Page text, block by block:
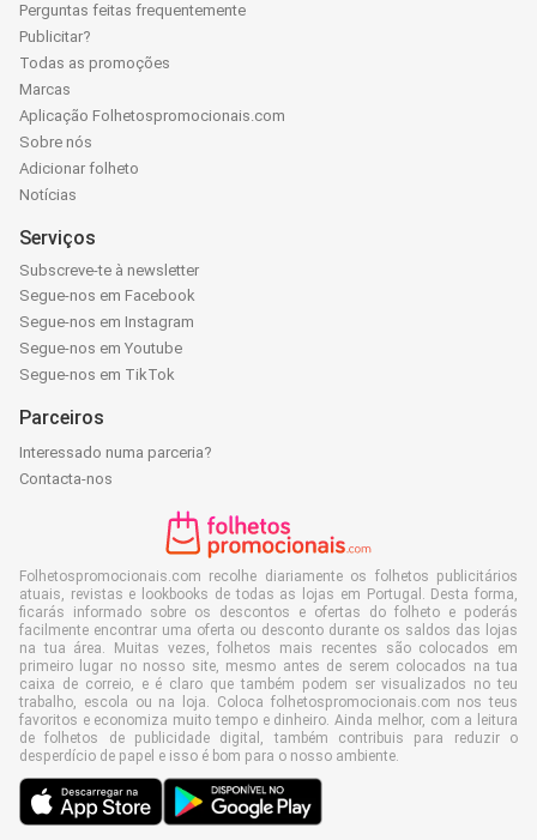
Perguntas feitas frequentemente
Publicitar?
Todas as promoções
Marcas
Aplicação Folhetospromocionais.com
Sobre nós
Adicionar folheto
Notícias
Serviços
Subscreve-te à newsletter
Segue-nos em Facebook
Segue-nos em Instagram
Segue-nos em Youtube
Segue-nos em TikTok
Parceiros
Interessado numa parceria?
Contacta-nos
Folhetospromocionais.com recolhe diariamente os folhetos publicitários
atuais, revistas e lookbooks de todas as lojas em Portugal. Desta forma,
ficarás informado sobre os descontos e ofertas do folheto e poderás
facilmente encontrar uma oferta ou desconto durante os saldos das lojas
na tua área. Muitas vezes, folhetos mais recentes são colocados em
primeiro lugar no nosso site, mesmo antes de serem colocados na tua
caixa de correio, e é claro que também podem ser visualizados no teu
trabalho, escola ou na loja. Coloca folhetospromocionais.com nos teus
favoritos e economiza muito tempo e dinheiro. Ainda melhor, com a leitura
de folhetos de publicidade digital, também contribuis para reduzir o
desperdício de papel e isso é bom para o nosso ambiente.